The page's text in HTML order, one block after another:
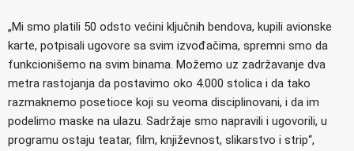
„Mi smo platili 50 odsto većini ključnih bendova, kupili avionske
karte, potpisali ugovore sa svim izvođačima, spremni smo da
funkcionišemo na svim binama. Možemo uz zadržavanje dva
metra rastojanja da postavimo oko 4.000 stolica i da tako
razmaknemo posetioce koji su veoma disciplinovani, i da im
podelimo maske na ulazu. Sadržaje smo napravili i ugovorili, u
programu ostaju teatar, film, književnost, slikarstvo i strip“,